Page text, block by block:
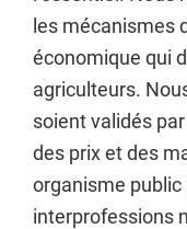
les mécanismes
économique qui
agriculteurs.
soient validés
des prix et des
organisme public
interprofessions